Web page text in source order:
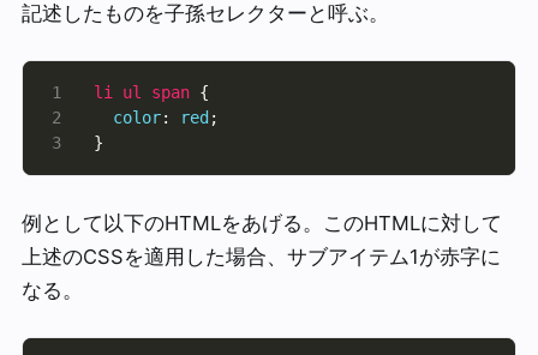
記述したものを子孫セレクターと呼ぶ。
3
li ul span
color: red
}
例として以下のHTMLをあげる。このHTMLに対して
上述のCSSを適用した場合、サブアイテム1が赤字に
なる。